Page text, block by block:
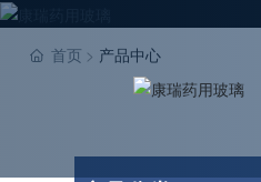
首页 产品中心